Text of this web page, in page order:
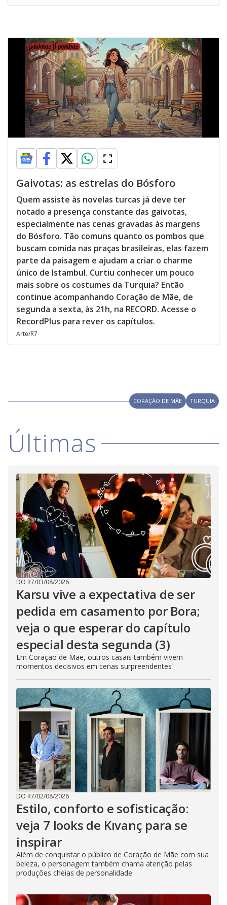
Gaivotas: as estrelas do Bósforo
Quem assiste às novelas turcas já deve ter
notado a presença constante das gaivotas,
especialmente nas cenas gravadas às margens
do Bósforo. Tão comuns quanto os pombos que
buscam comida nas praças brasileiras, elas fazem
parte da paisagem e ajudam a criar o charme
único de Istambul. Curtiu conhecer um pouco
mais sobre os costumes da Turquia? Então
continue acompanhando Coração de Mãe, de
segunda a sexta, às 21h, na RECORD. Acesse o
RecordPlus para rever os capítulos.
Arte/R7
CORAÇÃO DE MÃE TURQUIA
Últimas
DO R7/03/08/2026
Karsu vive a expectativa de ser
pedida em casamento por Bora;
veja o que esperar do capítulo
especial desta segunda (3)
Em Coração de Mãe, outros casais também vivem
momentos decisivos em cenas surpreendentes
DO R7/02/08/2026
Estilo, conforto e sofisticação:
veja 7 looks de Kıvanç para se
inspirar
Além de conquistar o público de Coração de Mãe com sua
beleza, o personagem também chama atenção pelas
produções cheias de personalidade